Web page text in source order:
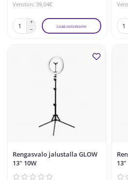
Veroton: 39,04€
Lisää ostoskoriin
Rengasvalo jalustalla GLOW
13" 10W
13"